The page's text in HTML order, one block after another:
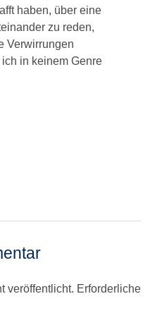
haben, über eine
zu reden,
Verwirrungen
in keinem Genre
veröffentlicht. Erforderliche